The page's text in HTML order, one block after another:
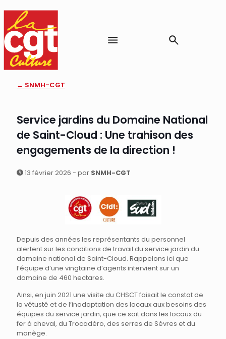
← SNMH-CGT
Service jardins du Domaine National
de Saint-Cloud : Une trahison des
engagements de la direction !
13 février 2026 - par SNMH-CGT
Depuis des années les représentants du personnel
alertent sur les conditions de travail du service jardin du
domaine national de Saint-Cloud. Rappelons ici que
l’équipe d’une vingtaine d’agents intervient sur un
domaine de 460 hectares.
Ainsi, en juin 2021 une visite du CHSCT faisait le constat de
la vétusté et de l’inadaptation des locaux aux besoins des
équipes du service jardin, que ce soit dans les locaux du
fer à cheval, du Trocadéro, des serres de Sèvres et du
manège.